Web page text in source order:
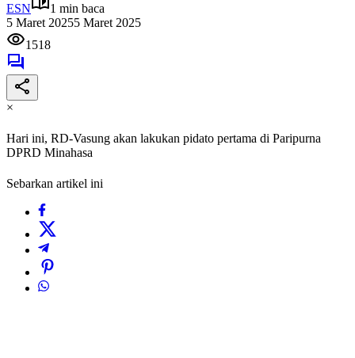
ESN
1 min baca
5 Maret 20255 Maret 2025
1518
×
Hari ini, RD-Vasung akan lakukan pidato pertama di Paripurna
DPRD Minahasa
Sebarkan artikel ini